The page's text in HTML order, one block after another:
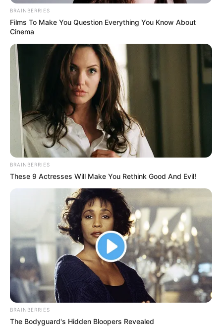
Why this ordinary drink is the secret to feeling
your best every day
Brainberries